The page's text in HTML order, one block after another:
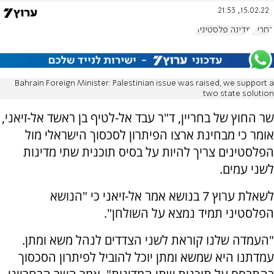
15.02.22, 21:53
בחריין מדינה פלסטינית
Bahrain Foreign Minister: Palestinian issue was raised, we support a
two state solution
שר החוץ של בחריין, ד"ר עבד אל-לטיף בן ראשד אל-זיאני,
אומר כי מבחינת ארצו הפיתרון לסכסוך הישראלי מול
הפלסטינים צריך להיות על בסיס תוכנית שתי מדינות
לשני עמים.
לשאלת ערוץ 7 בנושא אמר אל-זיאני כי "הנושא
הפלסטיני תמיד נמצא על השולחן".
"העמדה שלנו קוראת לשני הצדדים לנהל משא ומתן.
עמדתנו היא שמשא ומתן יוכל להוביל לפיתרון הסכסוך